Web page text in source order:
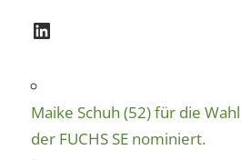
LinkedIn
Maike Schuh (52) für die
der FUCHS SE nominiert.